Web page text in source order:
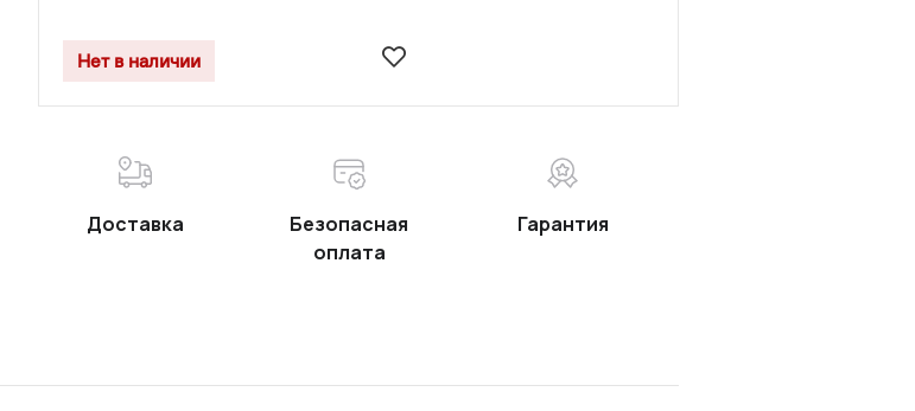
Нет в наличии
Доставка
Безопасная
оплата
Гарантия